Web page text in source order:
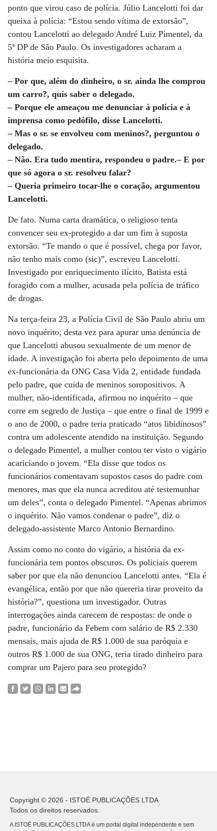
ponto que virou caso de polícia. Júlio Lancelotti foi dar
queixa à polícia: “Estou sendo vítima de extorsão”,
contou Lancelotti ao delegado André Luiz Pimentel, da
5ª DP de São Paulo. Os investigadores acharam a
história meio esquisita.
– Por que, além do dinheiro, o sr. ainda lhe comprou
um carro?, quis saber o delegado.
– Porque ele ameaçou me denunciar à polícia e à
imprensa como pedófilo, disse Lancelotti.
– Mas o sr. se envolveu com meninos?, perguntou o
delegado.
– Não. Era tudo mentira, respondeu o padre.– E por
que só agora o sr. resolveu falar?
– Queria primeiro tocar-lhe o coração, argumentou
Lancelotti.
De fato. Numa carta dramática, o religioso tenta
convencer seu ex-protegido a dar um fim à suposta
extorsão. “Te mando o que é possível, chega por favor,
não tenho mais como (sic)”, escreveu Lancelotti.
Investigado por enriquecimento ilícito, Batista está
foragido com a mulher, acusada pela polícia de tráfico
de drogas.
Na terça-feira 23, a Polícia Civil de São Paulo abriu um
novo inquérito; desta vez para apurar uma denúncia de
que Lancelotti abusou sexualmente de um menor de
idade. A investigação foi aberta pelo depoimento de uma
ex-funcionária da ONG Casa Vida 2, entidade fundada
pelo padre, que cuida de meninos soropositivos. A
mulher, não-identificada, afirmou no inquérito – que
corre em segredo de Justiça – que entre o final de 1999 e
o ano de 2000, o padre teria praticado “atos libidinosos”
contra um adolescente atendido na instituição. Segundo
o delegado Pimentel, a mulher contou ter visto o vigário
acariciando o jovem. “Ela disse que todos os
funcionários comentavam supostos casos do padre com
menores, mas que ela nunca acreditou até testemunhar
um deles”, conta o delegado Pimentel. “Apenas abrimos
o inquérito. Não vamos condenar o padre”, diz o
delegado-assistente Marco Antonio Bernardino.
Assim como no conto do vigário, a história da ex-
funcionária tem pontos obscuros. Os policiais querem
saber por que ela não denunciou Lancelotti antes. “Ela é
evangélica, então por que não quereria tirar proveito da
história?”, questiona um investigador. Outras
interrogações ainda carecem de respostas: de onde o
padre, funcionário da Febem com salário de R$ 2.330
mensais, mais ajuda de R$ 1.000 de sua paróquia e
outros R$ 1.000 de sua ONG, teria tirado dinheiro para
comprar um Pajero para seu protegido?
Copyright © 2026 - ISTOÉ PUBLICAÇÕES LTDA
Todos os direitos reservados.
A ISTOÉ PUBLICAÇÕES LTDA é um portal digital independente e sem